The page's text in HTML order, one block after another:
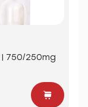
| 750/250mg